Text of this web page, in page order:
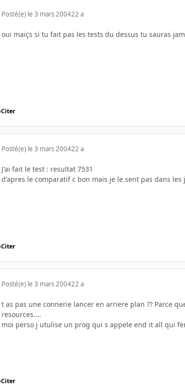
Posté(e) le 3 mars 200422 a
oui maiçs si tu fait pas les tests du dessus tu sauras
Citer
Posté(e) le 3 mars 200422 a
J'ai fait le test : resultat 7531
d'apres le comparatif c bon mais je le sent pas dans les
Citer
Posté(e) le 3 mars 200422 a
t as pas une connerie lancer en arriere plan ?? Parce
resources....
moi perso j utulise un prog qui s appele end it all qui
Citer